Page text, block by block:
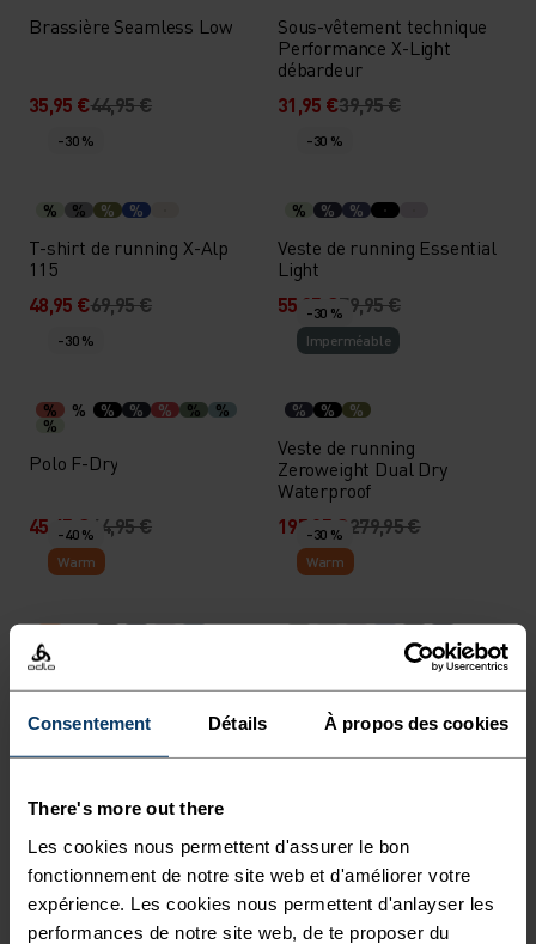
Consentement Détails À propos des cookies
There's more out there
Les cookies nous permettent d'assurer le bon
fonctionnement de notre site web et d'améliorer votre
expérience. Les cookies nous permettent d'anlayser les
performances de notre site web, de te proposer du
Brassière Seamless Low
35,95 €44,95 €
Sous-vêtement technique
Performance X-Light
débardeur
31,95 €39,95 €
-30 %
% % % %
T-shirt de running X-Alp
115
48,95 €69,95 €
-30 %
% % %
Veste de running Essential
Light
55,95 €79,95 €
-30 %
% % % % % % %
%
Polo F-Dry
45,45 €64,95 €
-30 %
Imperméable
% % %
Veste de running
Zeroweight Dual Dry
Waterproof
195,95 €279,95 €
-40 %
Warm
%
Haut zippé Berra
-30 %
Warm
% % % %
Haut demi-zip Roy
% %
Sous-vêtement technique
Active F-Dry Light haut
39,95 €49,95 €
Veste sans manches de
running Zeroweight
66,45 €94,95 €
-20 %
Warm
-40 %
Imperméable